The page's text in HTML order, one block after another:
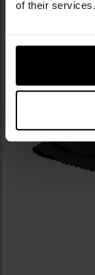
of their services.